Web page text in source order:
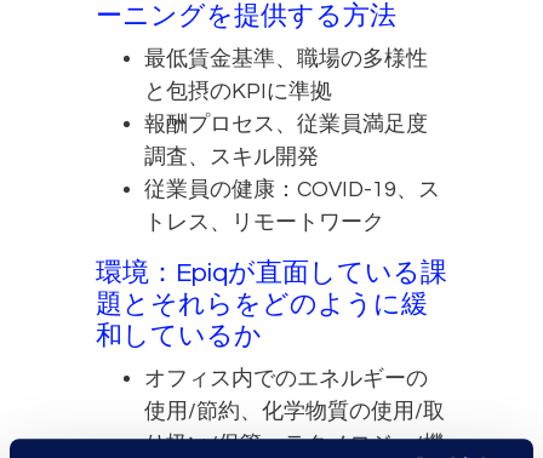
ーニングを提供する方法
最低賃金基準、職場の多様性
と包摂のKPIに準拠
報酬プロセス、従業員満足度
調査、スキル開発
従業員の健康：COVID-19、ス
トレス、リモートワーク
環境：Epiqが直面している課
題とそれらをどのように緩
和しているか
オフィス内でのエネルギーの
使用/節約、化学物質の使用/取
り扱い/保管、テクノロジー/機